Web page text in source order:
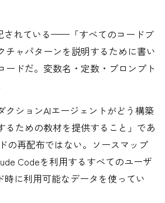
されている——「すべてのコードブ
チャパターンを説明するために書い
ードだ。変数名・定数・プロンプト
クションAIエージェントがどう構築
るための教材を提供すること」であ
の再配布ではない。ソースマップ
Codeを利用するすべてのユーザ
時に利用可能なデータを使ってい